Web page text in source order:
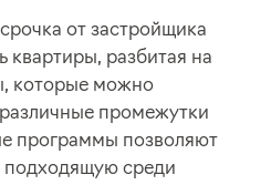
от застройщика
квартиры, разбитая на
которые можно
промежутки
программы позволяют
подходящую среди